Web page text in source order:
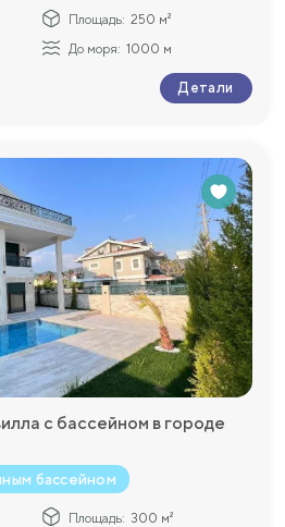
Площадь: 250 м²
До моря: 1000 м
Детали
с бассейном в городе
бассейном
Площадь: 300 м²